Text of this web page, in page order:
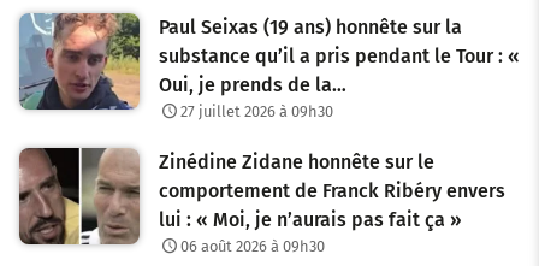
Paul Seixas (19 ans) honnête sur la
substance qu’il a pris pendant le Tour : «
Oui, je prends de la…
27 juillet 2026 à 09h30
Zinédine Zidane honnête sur le
comportement de Franck Ribéry envers
lui : « Moi, je n’aurais pas fait ça »
06 août 2026 à 09h30